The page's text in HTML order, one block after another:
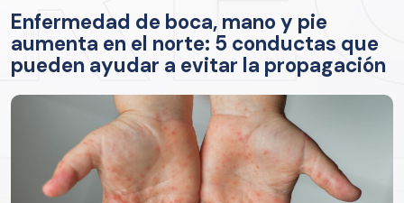
Enfermedad de boca, mano y pie
aumenta en el norte: 5 conductas que
pueden ayudar a evitar la propagación